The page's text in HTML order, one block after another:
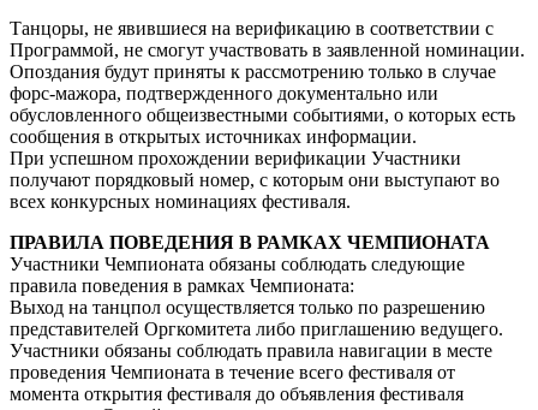
Танцоры, не явившиеся на верификацию в соответствии с
Программой, не смогут участвовать в заявленной номинации.
Опоздания будут приняты к рассмотрению только в случае
форс-мажора, подтвержденного документально или
обусловленного общеизвестными событиями, о которых есть
сообщения в открытых источниках информации.
При успешном прохождении верификации Участники
получают порядковый номер, с которым они выступают во
всех конкурсных номинациях фестиваля.
ПРАВИЛА ПОВЕДЕНИЯ В РАМКАХ ЧЕМПИОНАТА
Участники Чемпионата обязаны соблюдать следующие
правила поведения в рамках Чемпионата:
Выход на танцпол осуществляется только по разрешению
представителей Оргкомитета либо приглашению ведущего.
Участники обязаны соблюдать правила навигации в месте
проведения Чемпионата в течение всего фестиваля от
момента открытия фестиваля до объявления фестиваля